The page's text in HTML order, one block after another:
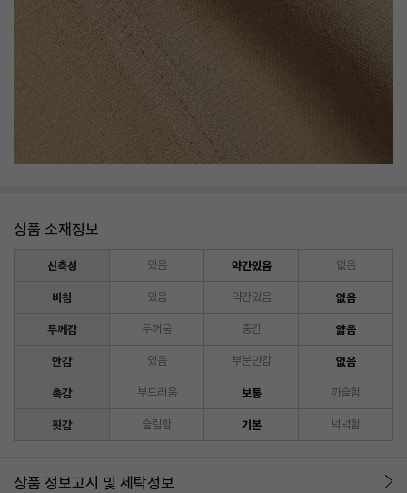
상품 소재정보
신축성 있음 약간있음 없음
비침 있음 약간있음 없음
두께감 두꺼움 중간 얇음
안감 있음 부분안감 없음
촉감 부드러움 보통 까슬함
핏감 슬림함 기본 넉넉함
상품 정보고시 및 세탁정보